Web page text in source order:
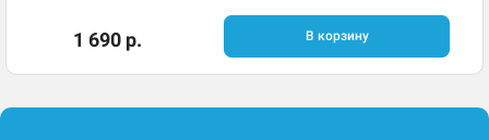
1 690 р. В корзину